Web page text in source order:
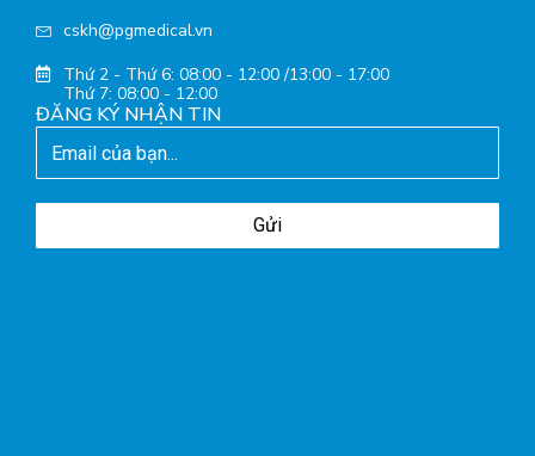
cskh@pgmedical.vn
Thứ 2 - Thứ 6: 08:00 - 12:00 /13:00 - 17:00
Thứ 7: 08:00 - 12:00
ĐĂNG KÝ NHẬN TIN
Gửi